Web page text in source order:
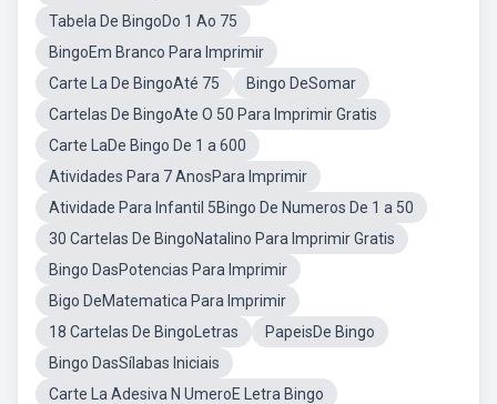
Tabela De BingoDo 1 Ao 75
BingoEm Branco Para Imprimir
Carte La De BingoAté 75
Bingo DeSomar
Cartelas De BingoAte O 50 Para Imprimir Gratis
Carte LaDe Bingo De 1 a 600
Atividades Para 7 AnosPara Imprimir
Atividade Para Infantil 5Bingo De Numeros De 1 a 50
30 Cartelas De BingoNatalino Para Imprimir Gratis
Bingo DasPotencias Para Imprimir
Bigo DeMatematica Para Imprimir
18 Cartelas De BingoLetras
PapeisDe Bingo
Bingo DasSílabas Iniciais
Carte La Adesiva N UmeroE Letra Bingo